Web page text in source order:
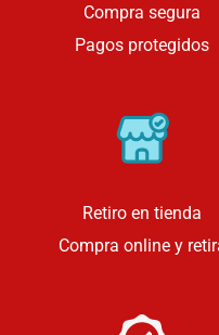
Compra segura
Pagos protegidos
Retiro en tienda
Compra online y